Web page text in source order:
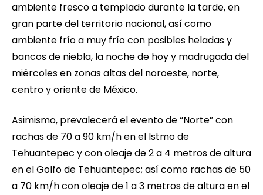
ambiente fresco a templado durante la tarde, en
gran parte del territorio nacional, así como
ambiente frío a muy frío con posibles heladas y
bancos de niebla, la noche de hoy y madrugada del
miércoles en zonas altas del noroeste, norte,
centro y oriente de México.
Asimismo, prevalecerá el evento de “Norte” con
rachas de 70 a 90 km/h en el Istmo de
Tehuantepec y con oleaje de 2 a 4 metros de altura
en el Golfo de Tehuantepec; así como rachas de 50
a 70 km/h con oleaje de 1 a 3 metros de altura en el